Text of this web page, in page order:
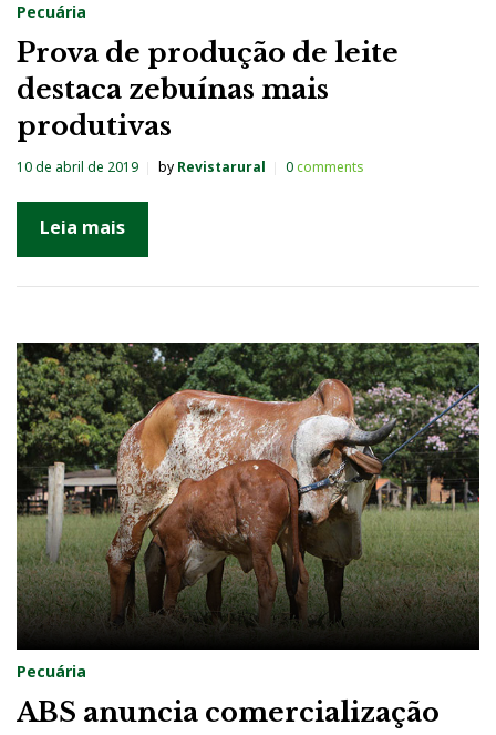
Pecuária
Prova de produção de leite
destaca zebuínas mais
produtivas
10 de abril de 2019 by Revistarural 0comments
Leia mais
Pecuária
ABS anuncia comercialização